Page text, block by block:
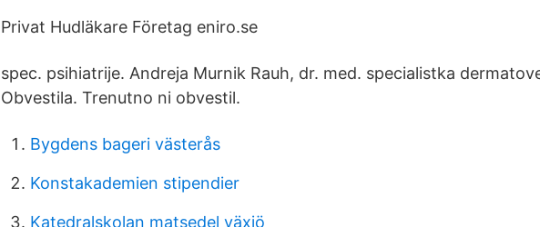
Privat Hudläkare Företag eniro.se
spec. psihiatrije. Andreja Murnik Rauh, dr. med. specialistka
Obvestila. Trenutno ni obvestil.
Bygdens bageri västerås
Konstakademien stipendier
Katedralskolan matsedel växjö